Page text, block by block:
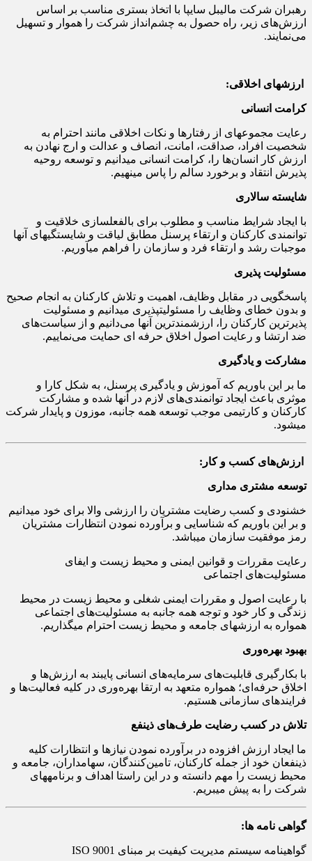
رهبران شرکت مالیبل سایپا با اتخاذ بستری مناسب بر اساس
ارزش‌های زیر، راه حصول به چشم‌انداز شرکت را هموار و تسهیل
می‌نمایند.
ارزشهای اخلاقی:
کرامت انسانی
رعایت مجموعه‎ای از رفتارها و نکات اخلاقی مانند احترام به
شخصیت افراد، صداقت، امانت، انصاف و عدالت و ارج نهادن به
ارزش کار انسان‌ها را، کرامت انسانی می‎دانیم و توسعه روحیه
پذیرش انتقاد و برخورد سالم را پاس می‎نهیم.
شایسته سالاری
با ایجاد شرایط مناسب و مطلوب برای بالفعل‎سازی خلاقیت و
توانمندی کارکنان و ارتقاء پرسنل مطابق لیاقت و شایستگی‎های آنها
موجبات رشد و ارتقاء فرد و سازمان را فراهم می‎آوریم.
مسئولیت ‎پذیری
پاسخگویی در مقابل وظایف، اهمیت و تلاش کارکنان به انجام صحیح
و بدون خطای وظایف را مسئولیت‎پذیری می‎دانیم و مسئولیت
پذیرترین کارکنان را، ارزشمندترین آنها می‌دانیم و از سیاست‌های
ضد ارتشا و رعایت اصول اخلاق حرفه ای حمایت می‌نماییم.
مشارکت و یادگیری
ما بر این باوریم که آموزش و یادگیری پرسنل، به شکل کارا و
موثری باعث ایجاد توانمندی‌های لازم در آنها شده و مشارکت
کارکنان و کارتیمی موجب توسعه همه جانبه، موزون و پایدار شرکت
می‎شود.
ارزش‌های کسب و کار:
توسعه مشتری مداری
خشنودی و کسب رضایت مشتریان را ارزشی والا برای خود می‎دانیم
و بر این باوریم که شناسایی و برآورده نمودن انتظارات مشتریان
رمز موفقیت سازمان می‎باشد.
رعایت مقررات و قوانین ایمنی و محیط زیست و ایفای
مسئولیت‌های اجتماعی
با رعایت اصول و مقررات ایمنی شغلی و محیط زیست در محیط
زندگی و کار خود و توجه همه جانبه به مسئولیت‌های اجتماعی
همواره به ارزش‎های جامعه و محیط زیست احترام می‎گذاریم.
بهبود بهره‌وری
با بکارگیری قابلیت‌های سرمایه‌های انسانی پایبند به ارزش‌ها و
اخلاق حرفه‌ای؛ همواره متعهد به ارتقا بهره‌وری در کلیه فعالیت‌ها و
فرایندهای سازمانی هستیم.
تلاش در کسب رضایت طرف‌های ذینفع
ما ایجاد ارزش افزوده در برآورده نمودن نیازها و انتظارات کلیه
ذینفعان خود از جمله کارکنان، تامین‌کنندگان، سهامداران، جامعه و
محیط زیست را مهم دانسته و در این راستا اهداف و برنامه‎های
شرکت را به پیش می‎بریم.
گواهی نامه ها:
گواهینامه سیستم مدیریت کیفیت بر مبنای ISO 9001